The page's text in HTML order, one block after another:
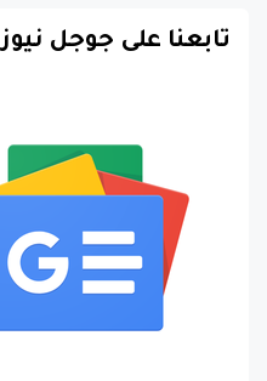
تابعنا على جوجل نيوز